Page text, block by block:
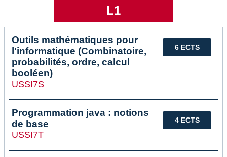
L1
6 ECTS
Outils mathématiques pour
l'informatique (Combinatoire,
probabilités, ordre, calcul
booléen)
USSI7S
4 ECTS
Programmation java : notions
de base
USSI7T